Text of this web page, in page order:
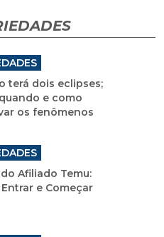
terá dois eclipses;
e como
os fenômenos
Afiliado Temu:
e Começar